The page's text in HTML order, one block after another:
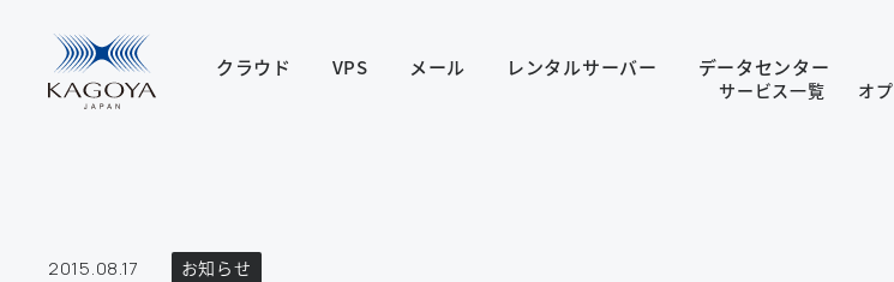
2015.08.17 お知らせ
クラウド VPS メール レンタルサーバー データセンター
サービス一覧 オ